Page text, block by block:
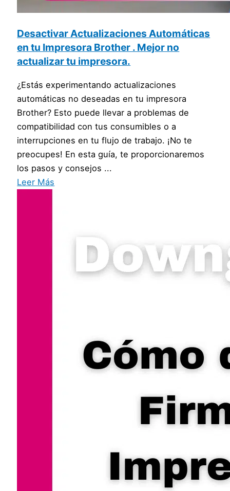
Desactivar Actualizaciones Automáticas
en tu Impresora Brother . Mejor no
actualizar tu impresora.
¿Estás experimentando actualizaciones
automáticas no deseadas en tu impresora
Brother? Esto puede llevar a problemas de
compatibilidad con tus consumibles o a
interrupciones en tu flujo de trabajo. ¡No te
preocupes! En esta guía, te proporcionaremos
los pasos y consejos ...
Leer Más